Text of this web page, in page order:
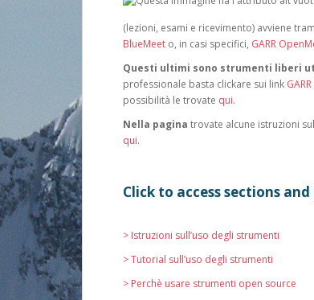
(lezioni, esami e ricevimento) avviene
BlueMeet o, in casi specifici, GARR
Questi ultimi sono strumenti liberi
professionale basta clickare sui link
possibilità le trovate qui.
Nella pagina trovate alcune istruzioni
qui.
Click to access sections
> Istruzioni sull’uso degli strumenti
> Tutorial sull’uso degli strumenti
> Perchè usare strumenti open source